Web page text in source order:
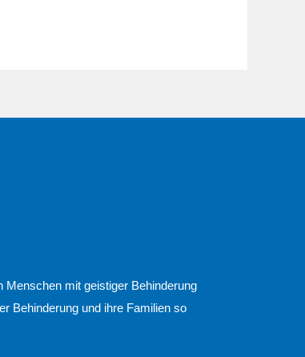
Menschen mit geistiger Behinderung
Behinderung und ihre Familien so